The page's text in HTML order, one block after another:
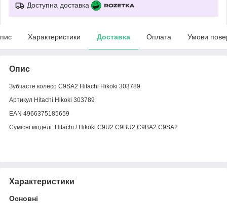
Доступна доставка
Характеристики Доставка Оплата Умови
Опис
Зубчасте колесо C9SA2 Hitachi Hikoki 303789
Артикул Hitachi Hikoki 303789
EAN 4966375185659
Сумісні моделі: Hitachi / Hikoki C9U2 C9BU2 C9BA2 C9SA2
Характеристики
Основні